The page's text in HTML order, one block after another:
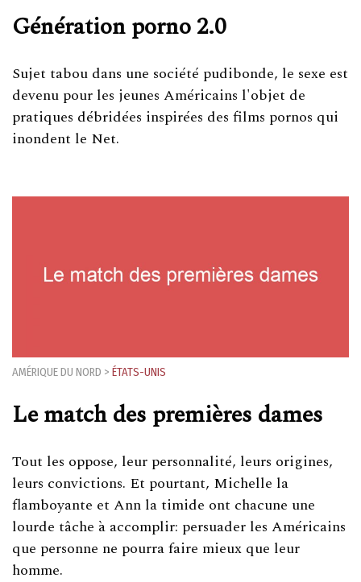
Génération porno 2.0
Sujet tabou dans une société pudibonde, le sexe est
devenu pour les jeunes Américains l'objet de
pratiques débridées inspirées des films pornos qui
inondent le Net.
AMÉRIQUE DU NORD > ÉTATS-UNIS
Le match des premières dames
Tout les oppose, leur personnalité, leurs origines,
leurs convictions. Et pourtant, Michelle la
flamboyante et Ann la timide ont chacune une
lourde tâche à accomplir: persuader les Américains
que personne ne pourra faire mieux que leur
homme.